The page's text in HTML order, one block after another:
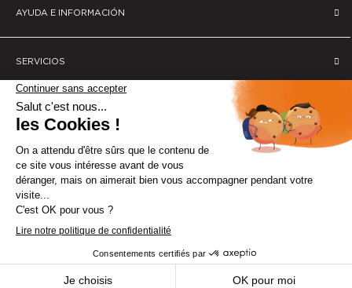
AYUDA E INFORMACIÓN
SERVICIOS
ACERCA DE SCS SENTINEL
SERVICIO AL CLIENTE